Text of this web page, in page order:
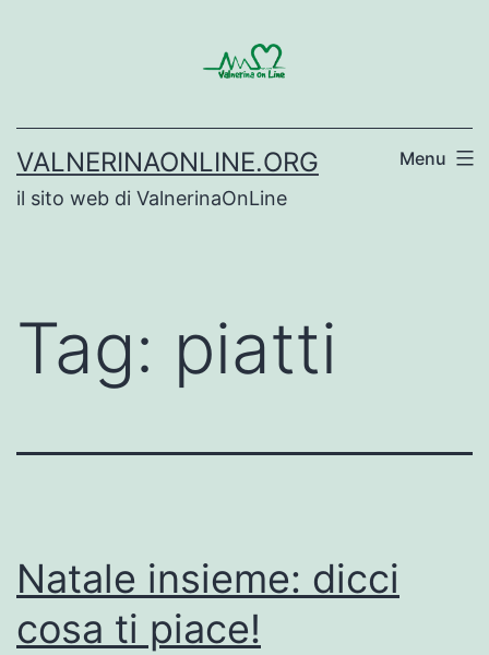
VALNERINAONLINE.ORG
il sito web di ValnerinaOnLine
Menu
Tag: piatti
Natale insieme: dicci
cosa ti piace!